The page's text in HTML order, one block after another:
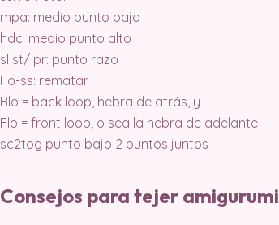
mpa: medio punto bajo
hdc: medio punto alto
sl st/ pr: punto razo
Fo-ss: rematar
Blo = back loop, hebra de atrás, y
Flo = front loop, o sea la hebra de adelante
sc2tog punto bajo 2 puntos juntos
Consejos para tejer amigurumi